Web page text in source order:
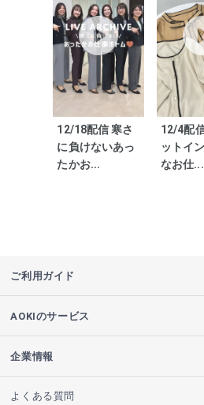
12/18配信 寒さ
に負けないあっ
たかお...
12/4配
ットイ
なお仕...
ご利用ガイド
AOKIのサービス
企業情報
よくある質問